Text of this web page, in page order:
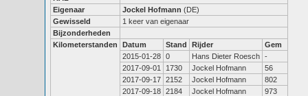
Eigenaar
Jockel Hofmann (DE)
Gewisseld
1 keer van eigenaar
Bijzonderheden
Kilometerstanden
Datum Stand Rijder
Gem
2015-01-28 0 Hans Dieter Roesch -
2017-09-01
1730 Jockel Hofmann
56
2017-09-17 2152 Jockel Hofmann
802
2017-09-18 2184 Jockel Hofmann
973